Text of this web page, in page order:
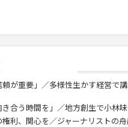
が重要」／多様性生かす経営で
合う時間を」／地方創生で小林
利、関心を／ジャーナリストの